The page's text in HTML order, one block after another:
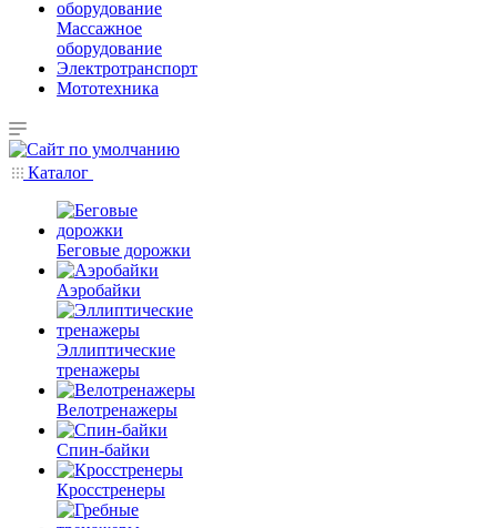
Массажное
оборудование
Электротранспорт
Мототехника
Каталог
Беговые дорожки
Аэробайки
Эллиптические
тренажеры
Велотренажеры
Спин-байки
Кросстренеры